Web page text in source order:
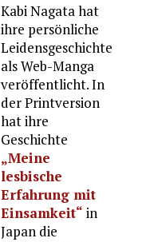
Kabi Nagata hat
ihre persönliche
Leidensgeschichte
als Web-Manga
veröffentlicht. In
der Printversion
hat ihre
Geschichte
„Meine
lesbische
Erfahrung mit
Einsamkeit“ in
Japan die